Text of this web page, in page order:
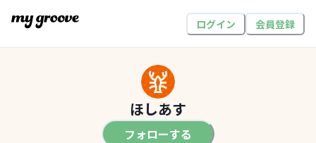
ログイン 会員登録
ほしあす
フォローする